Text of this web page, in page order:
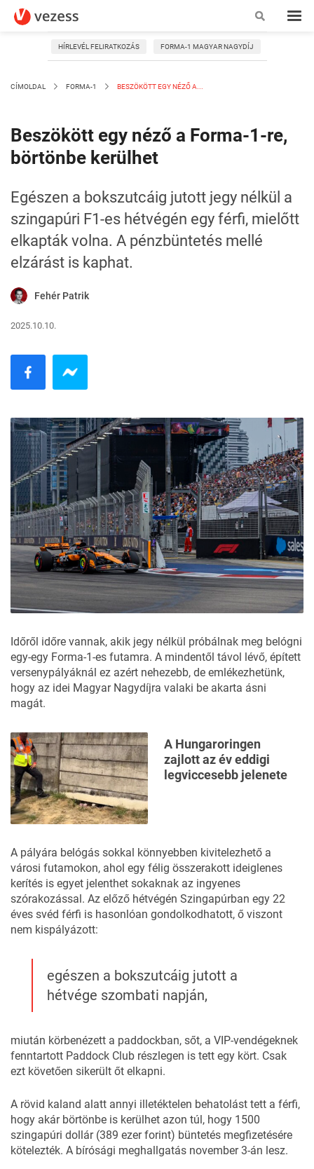
HÍRLEVÉL FELIRATKOZÁS FORMA-1 MAGYAR NAGYDÍJ
CÍMOLDAL FORMA-1 BESZÖKÖTT EGY NÉZŐ A...
Beszökött egy néző a Forma-1-re,
börtönbe kerülhet
Egészen a bokszutcáig jutott jegy nélkül a
szingapúri F1-es hétvégén egy férfi, mielőtt
elkapták volna. A pénzbüntetés mellé
elzárást is kaphat.
Fehér Patrik
2025.10.10.
Időről időre vannak, akik jegy nélkül próbálnak meg belógni
egy-egy Forma-1-es futamra. A mindentől távol lévő, épített
versenypályáknál ez azért nehezebb, de emlékezhetünk,
hogy az idei Magyar Nagydíjra valaki be akarta ásni
magát.
A Hungaroringen
zajlott az év eddigi
legviccesebb jelenete
A pályára belógás sokkal könnyebben kivitelezhető a
városi futamokon, ahol egy félig összerakott ideiglenes
kerítés is egyet jelenthet sokaknak az ingyenes
szórakozással. Az előző hétvégén Szingapúrban egy 22
éves svéd férfi is hasonlóan gondolkodhatott, ő viszont
nem kispályázott:
egészen a bokszutcáig jutott a
hétvége szombati napján,
miután körbenézett a paddockban, sőt, a VIP-vendégeknek
fenntartott Paddock Club részlegen is tett egy kört. Csak
ezt követően sikerült őt elkapni.
A rövid kaland alatt annyi illetéktelen behatolást tett a férfi,
hogy akár börtönbe is kerülhet azon túl, hogy 1500
szingapúri dollár (389 ezer forint) büntetés megfizetésére
kötelezték. A bírósági meghallgatás november 3-án lesz.